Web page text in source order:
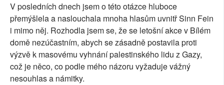
V posledních dnech jsem o této otázce hluboce
přemýšlela a naslouchala mnoha hlasům uvnitř Sinn Fein
i mimo něj. Rozhodla jsem se, že se letošní akce v Bílém
domě nezúčastním, abych se zásadně postavila proti
výzvě k masovému vyhnání palestinského lidu z Gazy,
což je něco, co podle mého názoru vyžaduje vážný
nesouhlas a námitky.